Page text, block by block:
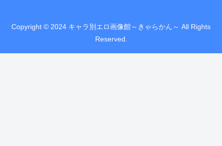
Copyright © 2024 キャラ別エロ画像館～きゃらかん～ All Rights
Reserved.